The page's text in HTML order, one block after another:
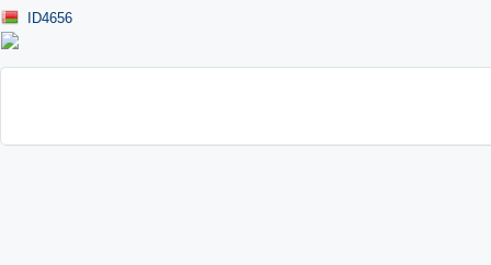
ID4656